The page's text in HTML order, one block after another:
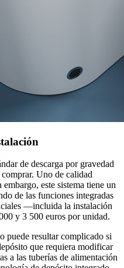
de descarga por gravedad
Uno de calidad
embargo, este sistema tiene un
de las funciones integradas
—incluida la instalación
y 3 500 euros por unidad.
puede resultar complicado si
que requiera modificar
a las tuberías de alimentación